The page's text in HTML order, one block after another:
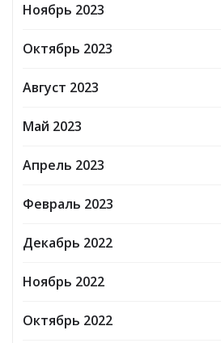
Ноябрь 2023
Октябрь 2023
Август 2023
Май 2023
Апрель 2023
Февраль 2023
Декабрь 2022
Ноябрь 2022
Октябрь 2022